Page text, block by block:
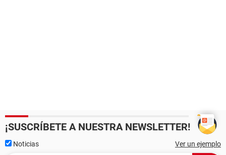
¡SUSCRÍBETE A NUESTRA NEWSLETTER!
Noticias Ver un ejemplo